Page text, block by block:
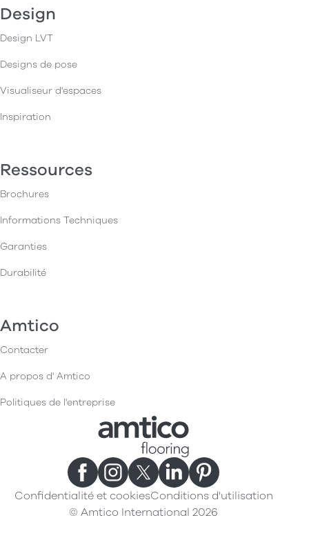
Design
Design LVT
Designs de pose
Visualiseur d'espaces
Inspiration
Ressources
Brochures
Informations Techniques
Garanties
Durabilité
Amtico
Contacter
A propos d' Amtico
Politiques de l'entreprise
Confidentialité et cookiesConditions d'utilisation
© Amtico International 2026